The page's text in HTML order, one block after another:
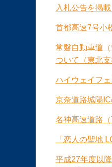
入札公告を掲
首都高速7号小
常磐自動車道
ついて（東北
ハイウェイフ
京奈道路城陽
名神高速道路
「恋人の聖地
平成27年度以